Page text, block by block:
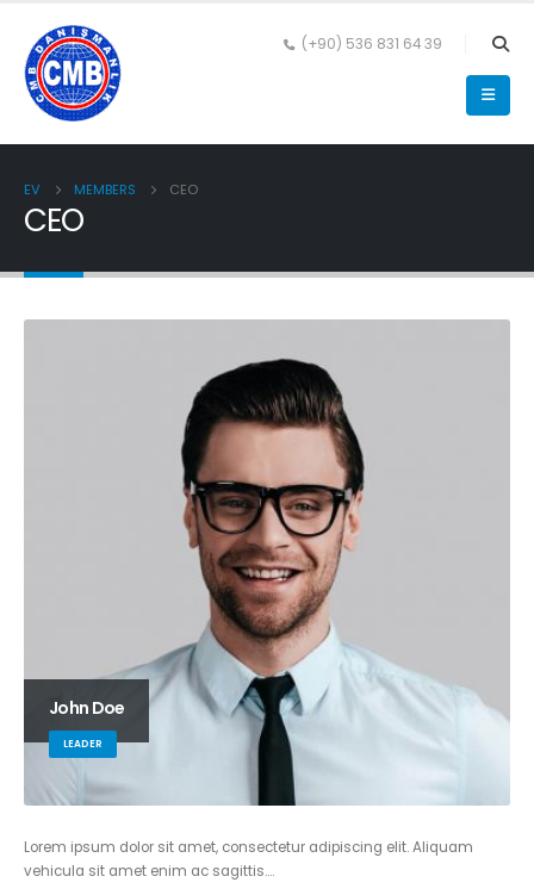
(+90) 536 831 64 39
EV MEMBERS CEO
CEO
John Doe
LEADER
Lorem ipsum dolor sit amet, consectetur adipiscing elit. Aliquam
vehicula sit amet enim ac sagittis….